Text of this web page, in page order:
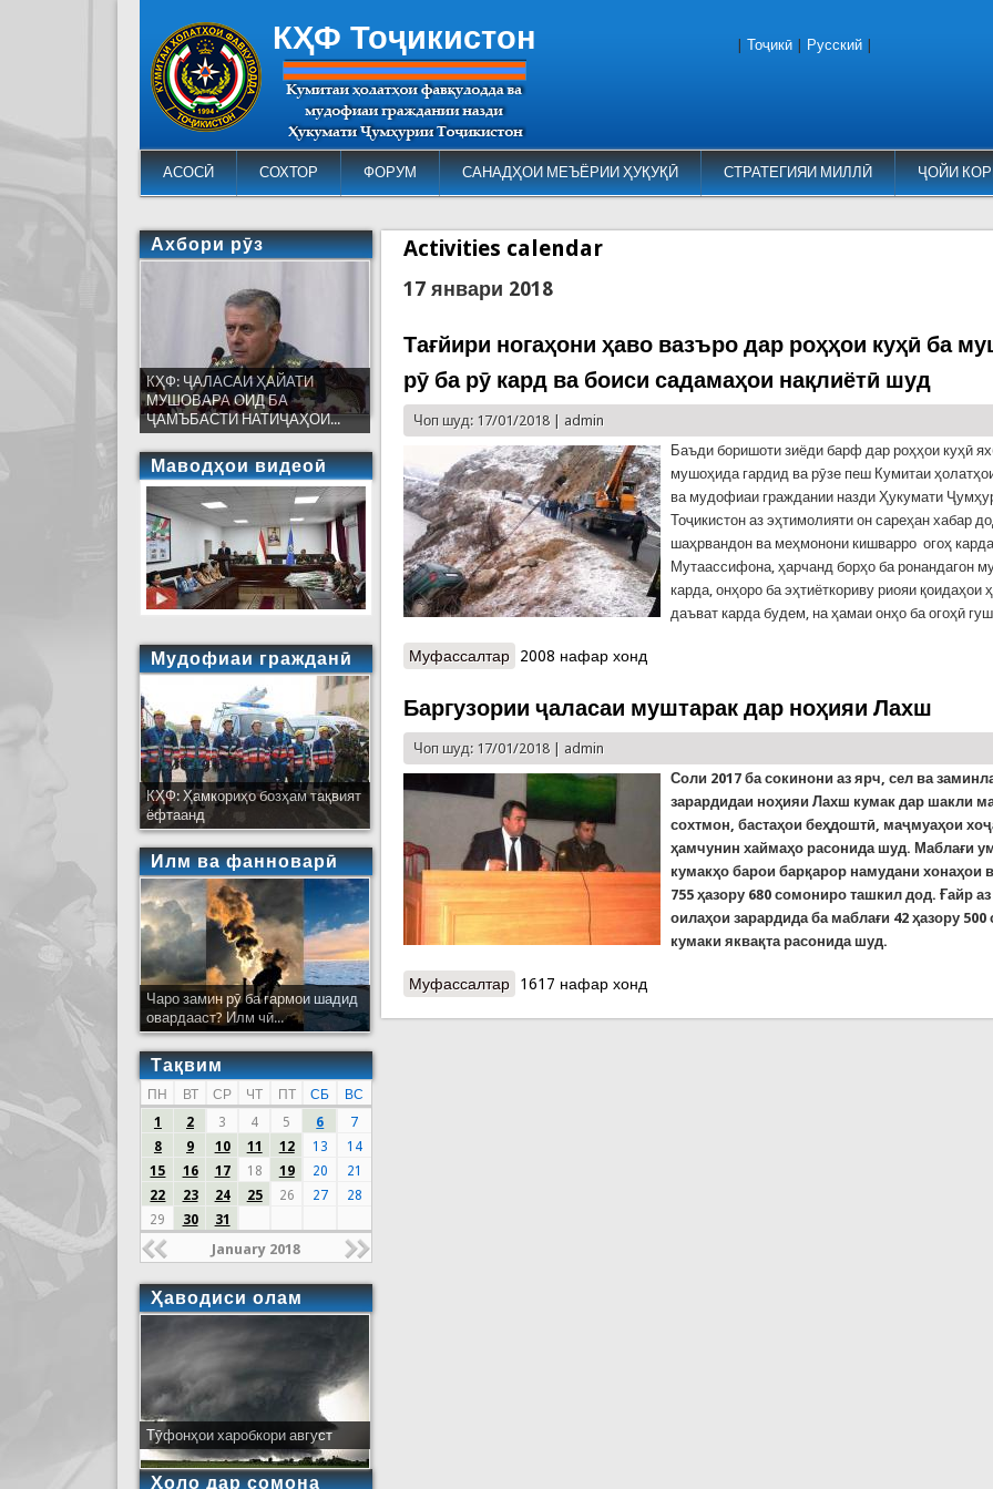
КҲФ Тоҷикистон
АСОСӢ СОХТОР ФОРУМ САНАДҲОИ МЕЪЁРИИ ҲУҚУҚӢ СТРАТЕГИЯИ МИЛЛӢ ҶОЙИ
Тоҷикӣ Русский
Activities calendar
17 январи 2018
Тағйири ногаҳони ҳаво вазъро дар роҳҳои куҳӣ ба
рӯ ба рӯ кард ва боиси садамаҳои нақлиётӣ шуд
Чоп шуд: 17/01/2018 | admin
Баъди боришоти зиёди барф дар роҳҳои куҳӣ
мушоҳида гардид ва рӯзе пеш Кумитаи
ва мудофиаи граждании назди Ҳукумати
Тоҷикистон аз эҳтимолияти он сареҳан хабар
шаҳрвандон ва меҳмонони кишварро огоҳ
Мутаассифона, ҳарчанд борҳо ба ронандагон
карда, онҳоро ба эҳтиёткориву риояи қоидаҳои
даъват карда будем, на ҳамаи онҳо ба огоҳӣ
Муфассалтар о Тағйири ногаҳони ҳаво вазъро дар роҳҳои куҳӣ ба мушкили рӯ
2008 нафар хонд
Баргузории ҷаласаи муштарак дар ноҳияи Лахш
Чоп шуд: 17/01/2018 | admin
Соли 2017 ба сокинони аз ярч, сел ва
зарардидаи ноҳияи Лахш кумак дар шакли
сохтмон, бастаҳои беҳдоштӣ, маҷмуаҳои
ҳамчунин хаймаҳо расонида шуд. Маблағи
кумакҳо барои барқарор намудани хонаҳои
755 ҳазору 680 сомониро ташкил дод. Ғайр
оилаҳои зарардида ба маблағи 42 ҳазору
кумаки яквақта расонида шуд.
Муфассалтар о Баргузории ҷаласаи муштарак дар ноҳияи Лахш
1617 нафар хонд
Ахбори рӯз
КҲФ: ҶАЛАСАИ ҲАЙАТИ
МУШОВАРА ОИД БА
ҶАМЪБАСТИ НАТИҶАҲОИ...
Маводҳои видеоӣ
Мудофиаи гражданӣ
КҲФ: Ҳамкориҳо бозҳам тақвият
ёфтаанд
Илм ва фанноварӣ
Чаро замин рӯ ба гармои шадид
овардааст? Илм чӣ...
Тақвим
ПН ВТ СР ЧТ ПТ СБ
ВС
1
2 3 4 5 6
7
8
9 10 11 12 13
14
15
16 17 18 19 20
21
22
23 24 25 26 27
28
29
30 31
January 2018
Ҳаводиси олам
Тӯфонҳои харобкори август
Ҳоло дар сомона